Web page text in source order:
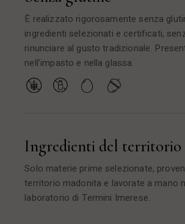
È realizzato rigorosamente senza
ingredienti selezionati e certificati,
rinunciare al gusto tradizionale.
nell'impasto e nella glassa.
Ingredienti del territorio
Solo materie prime selezionate,
territorio madonita e lavorate a mano
laboratorio di Termini Imerese.